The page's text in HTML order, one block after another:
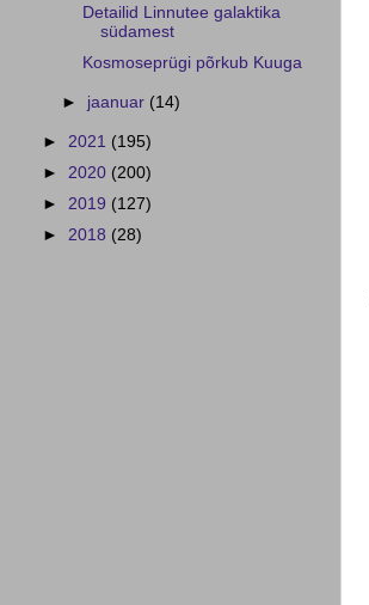
Detailid Linnutee galaktika
südamest
Kosmoseprügi põrkub Kuuga
► jaanuar (14)
► 2021 (195)
► 2020 (200)
► 2019 (127)
► 2018 (28)